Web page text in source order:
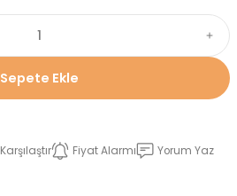
Sepete Ekle
Karşılaştır Fiyat Alarmı
Yorum Yaz